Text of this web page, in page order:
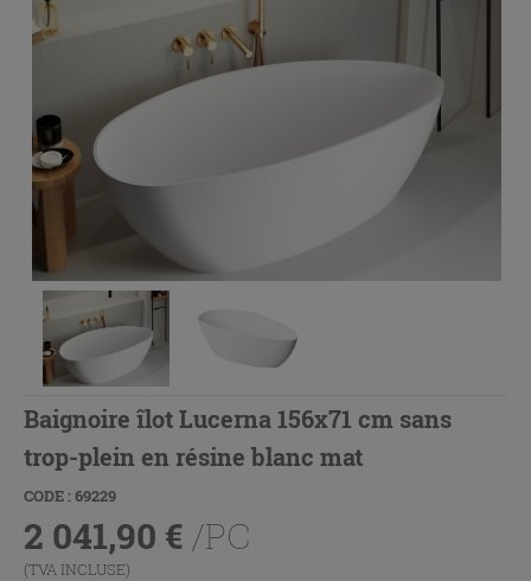
Baignoire îlot Lucerna 156x71 cm sans
trop-plein en résine blanc mat
CODE : 69229
2 041,90 € /PC
(TVA INCLUSE)